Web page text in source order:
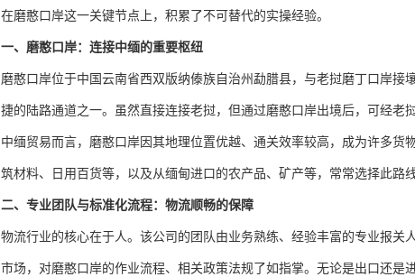
在磨憨口岸这一关键节点上，积累了不可替代的实操经验。
一、磨憨口岸：连接中缅的重要枢纽
磨憨口岸位于中国云南省西双版纳傣族自治州勐腊县，与老挝磨丁口岸
捷的陆路通道之一。虽然直接连接老挝，但通过磨憨口岸出境后，可经
中缅贸易而言，磨憨口岸因其地理位置优越、通关效率较高，成为许多
筑材料、日用百货等，以及从缅甸进口的农产品、矿产等，常常选择此路线
二、专业团队与标准化流程：物流顺畅的保障
物流行业的核心在于人。该公司的团队由业务熟练、经验丰富的专业报关
市场，对磨憨口岸的作业流程、相关政策法规了如指掌。无论是出口还是